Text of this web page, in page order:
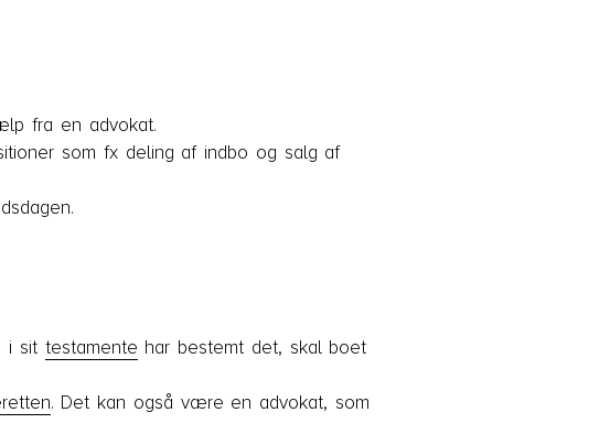
fra en advokat.
som fx deling af indbo og salg af
i sit testamente har bestemt det, skal boet
. Det kan også være en advokat, som